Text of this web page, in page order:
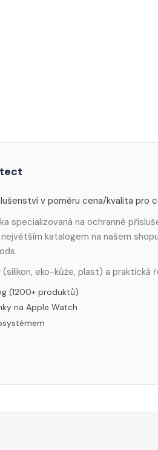
v poměru cena/kvalita pro
specializovaná na ochranné
největším katalogem na našem
eko-kůže, plast) a praktická
(1200+ produktů)
na Apple Watch